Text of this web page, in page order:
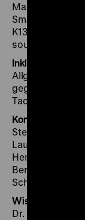
Mark Espiner,
Smart
K13,
soundgarden
Inklusion und
Allgemeiner
gegr. 1874 e.V.
Tactile Studio,
Kommunikation
Stephan Adam
Laura
Henning Koch,
Berit Pohns,
Schweinoch,
Dr. Nike Thurn